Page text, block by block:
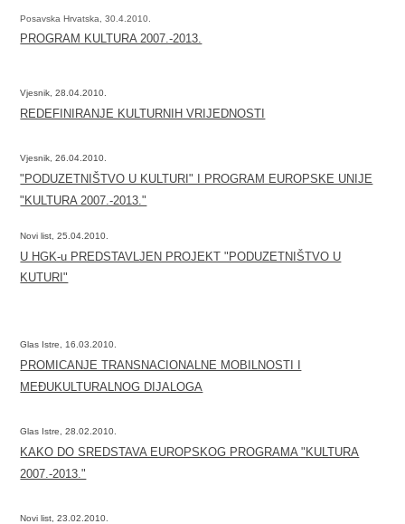
Posavska Hrvatska, 30.4.2010.
PROGRAM KULTURA 2007.-2013.
Vjesnik, 28.04.2010.
REDEFINIRANJE KULTURNIH VRIJEDNOSTI
Vjesnik, 26.04.2010.
"PODUZETNIŠTVO U KULTURI" I PROGRAM EUROPSKE UNIJE
"KULTURA 2007.-2013."
Novi list, 25.04.2010.
U HGK-u PREDSTAVLJEN PROJEKT "PODUZETNIŠTVO U
KUTURI"
Glas Istre, 16.03.2010.
PROMICANJE TRANSNACIONALNE MOBILNOSTI I
MEĐUKULTURALNOG DIJALOGA
Glas Istre, 28.02.2010.
KAKO DO SREDSTAVA EUROPSKOG PROGRAMA "KULTURA
2007.-2013."
Novi list, 23.02.2010.